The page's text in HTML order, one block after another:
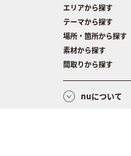
エリアから探す
テーマから探す
場所・箇所から探す
素材から探す
間取りから探す
nuについて